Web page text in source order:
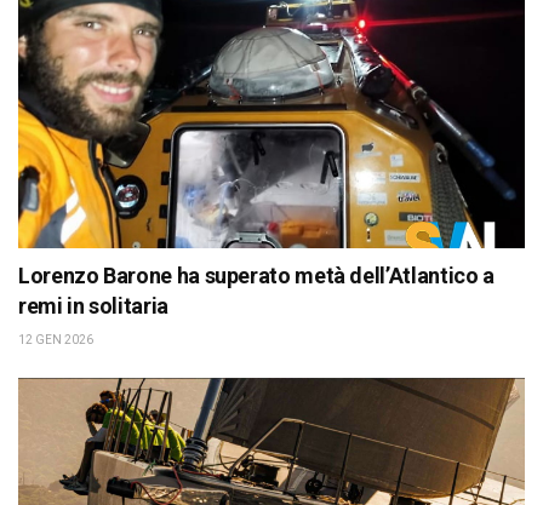
Lorenzo Barone ha superato metà dell’Atlantico a
remi in solitaria
12 GEN 2026